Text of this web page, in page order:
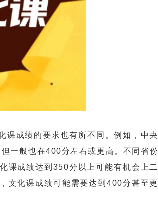
成绩的要求也有所不同。例如，中央
一般也在400分左右或更高。不同省份
课成绩达到350分以上可能有机会上二
文化课成绩可能需要达到400分甚至更